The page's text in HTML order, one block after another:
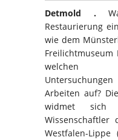
Detmold .
Restaurierung
wie dem
Freilichtmuseum
welchen
Arbeiten auf?
widmet sich
Wissenschaftler
Westfalen-